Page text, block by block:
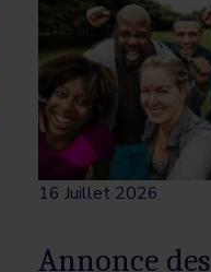
16 Juillet 2026
Annonce des